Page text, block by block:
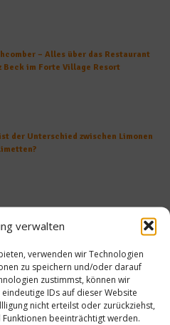
verwalten
verwenden wir Technologien
zu speichern und/oder darauf
zustimmst, können wir
IDs auf dieser Website
nicht erteilst oder zurückziehst,
beeinträchtigt werden.
– Alles über das Restaurant
Beck im Forte Village Resort
der Unterschied zwischen Limonen
Gastro & Gourmet